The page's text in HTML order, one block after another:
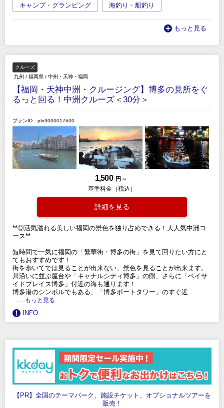
キャンプ・グランピング 海釣り・船釣り
もっと見る
クルーズ
九州 / 福岡県 / 中州・天神・福岡
【福岡・天神中洲・クルージング】博多の見所をぐ
るっと回る！中洲クルーズ＜30分＞
プランID：pln3000017600
1,500 円 ～
基準料金（税込）
詳細を見る
**◎活気溢れる美しい福岡の景色を独り占めできる！大人気中洲コ
ース**
短時間で一気に福岡の「繁華街・博多の街」を見て回りたい方にと
てもおすすめです！
街を歩いてでは見ることが出来ない、景色を見ることが出来ます。
川沿いに並ぶ屋台や「キャナルシティ博多」の側、さらに「ベイサ
イドプレイス博多」付近の海も通ります！
博多港のシンボルでもある、「博多ポートタワー」のすぐ近
.....もっと見る
INFO
【PR】全国のテーマパーク、施設チケット、オプショナルツアーを
販売！